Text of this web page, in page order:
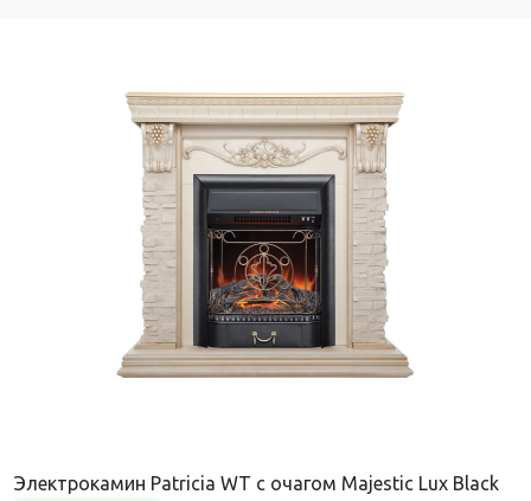
Электрокамин Patricia WT с очагом Majestic Lux Black